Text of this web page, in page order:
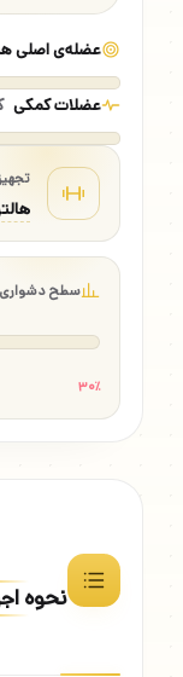
عضله‌ی اصلی
عضلات کمکی
سطح دشواری
۳۰٪
نحوه